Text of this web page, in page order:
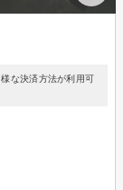
な決済方法が利用可